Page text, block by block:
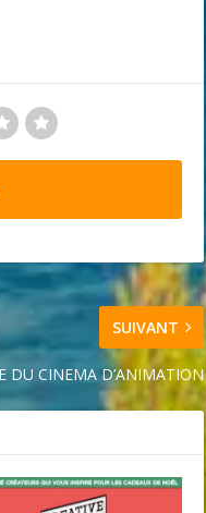
SUIVANT
DU CINEMA D’ANIMATION